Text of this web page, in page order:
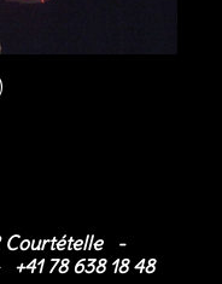
Courtételle
-
+41 78 638 18 48